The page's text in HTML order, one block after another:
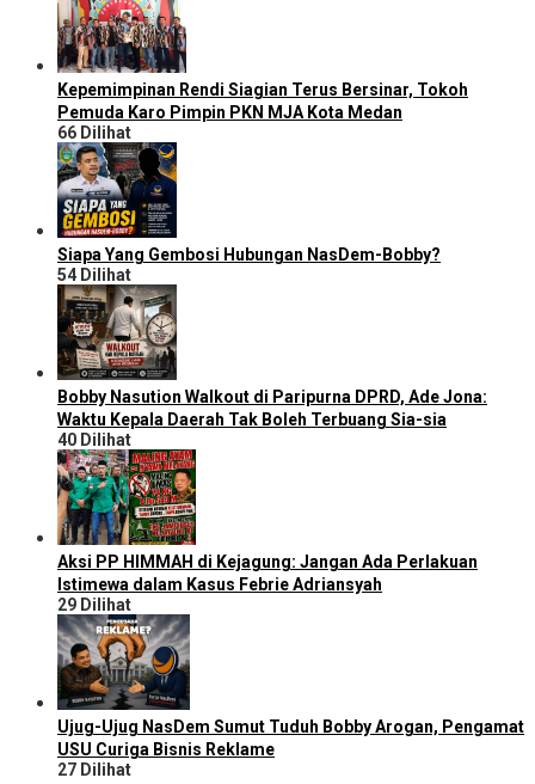
Kepemimpinan Rendi Siagian Terus Bersinar, Tokoh
Pemuda Karo Pimpin PKN MJA Kota Medan
66 Dilihat
Siapa Yang Gembosi Hubungan NasDem-Bobby?
54 Dilihat
Bobby Nasution Walkout di Paripurna DPRD, Ade Jona:
Waktu Kepala Daerah Tak Boleh Terbuang Sia-sia
40 Dilihat
Aksi PP HIMMAH di Kejagung: Jangan Ada Perlakuan
Istimewa dalam Kasus Febrie Adriansyah
29 Dilihat
Ujug-Ujug NasDem Sumut Tuduh Bobby Arogan, Pengamat
USU Curiga Bisnis Reklame
27 Dilihat